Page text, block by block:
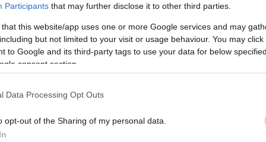
Participants that may further disclose it to other third parties.
that this website/app uses one or more Google services and may
but not limited to your visit or usage behaviour. You may
to Google and its third-party tags to use your data for below
consent section.
Data Processing Opt Outs
opt-out of the Sharing of my personal data.
ennek az élménynek köszönhetően új vizekre evez új,Wilder
Believekislemezdal már éreztette a közönséggel, hogy a
szorítják, és egy sokkal gitárközpontúbb anyagra
érkező dalok (
The Wolf Snake Eyes
), melyekhez nem
vitathatatlanul napjaink egyik legerőteljesebb élő produkcióját
a nagyvilágnak is. Így egy sor élő videót osztottak meg,
amelyek tomboló közönség nélkül is megmutatják, milyen
atmoszféra azonban maradt. A zenekar saját
ennyire együttműködve, ami meg is látszik: a Mumford &